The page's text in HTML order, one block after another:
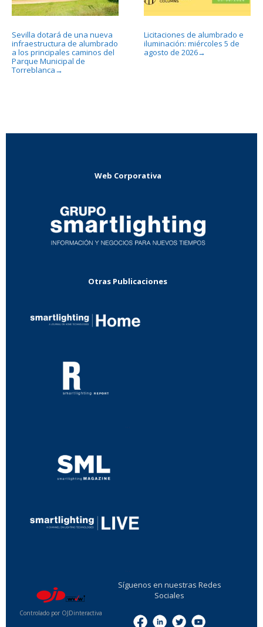
Sevilla dotará de una nueva
infraestructura de alumbrado
a los principales caminos del
Parque Municipal de
Torreblanca →
Licitaciones de alumbrado e
iluminación: miércoles 5 de
agosto de 2026→
Web Corporativa
Otras Publicaciones
Controlado por OJDinteractiva
Síguenos en nuestras Redes
Sociales